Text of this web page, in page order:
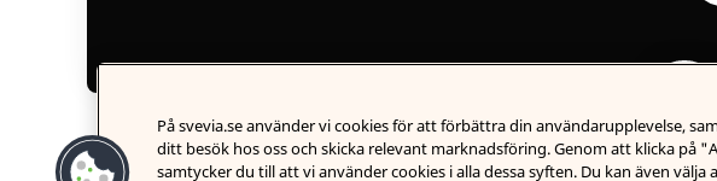
På svevia.se använder vi cookies för att förbättra din användarupplevelse,
ditt besök hos oss och skicka relevant marknadsföring. Genom att klicka på
samtycker du till att vi använder cookies i alla dessa syften. Du kan även välja